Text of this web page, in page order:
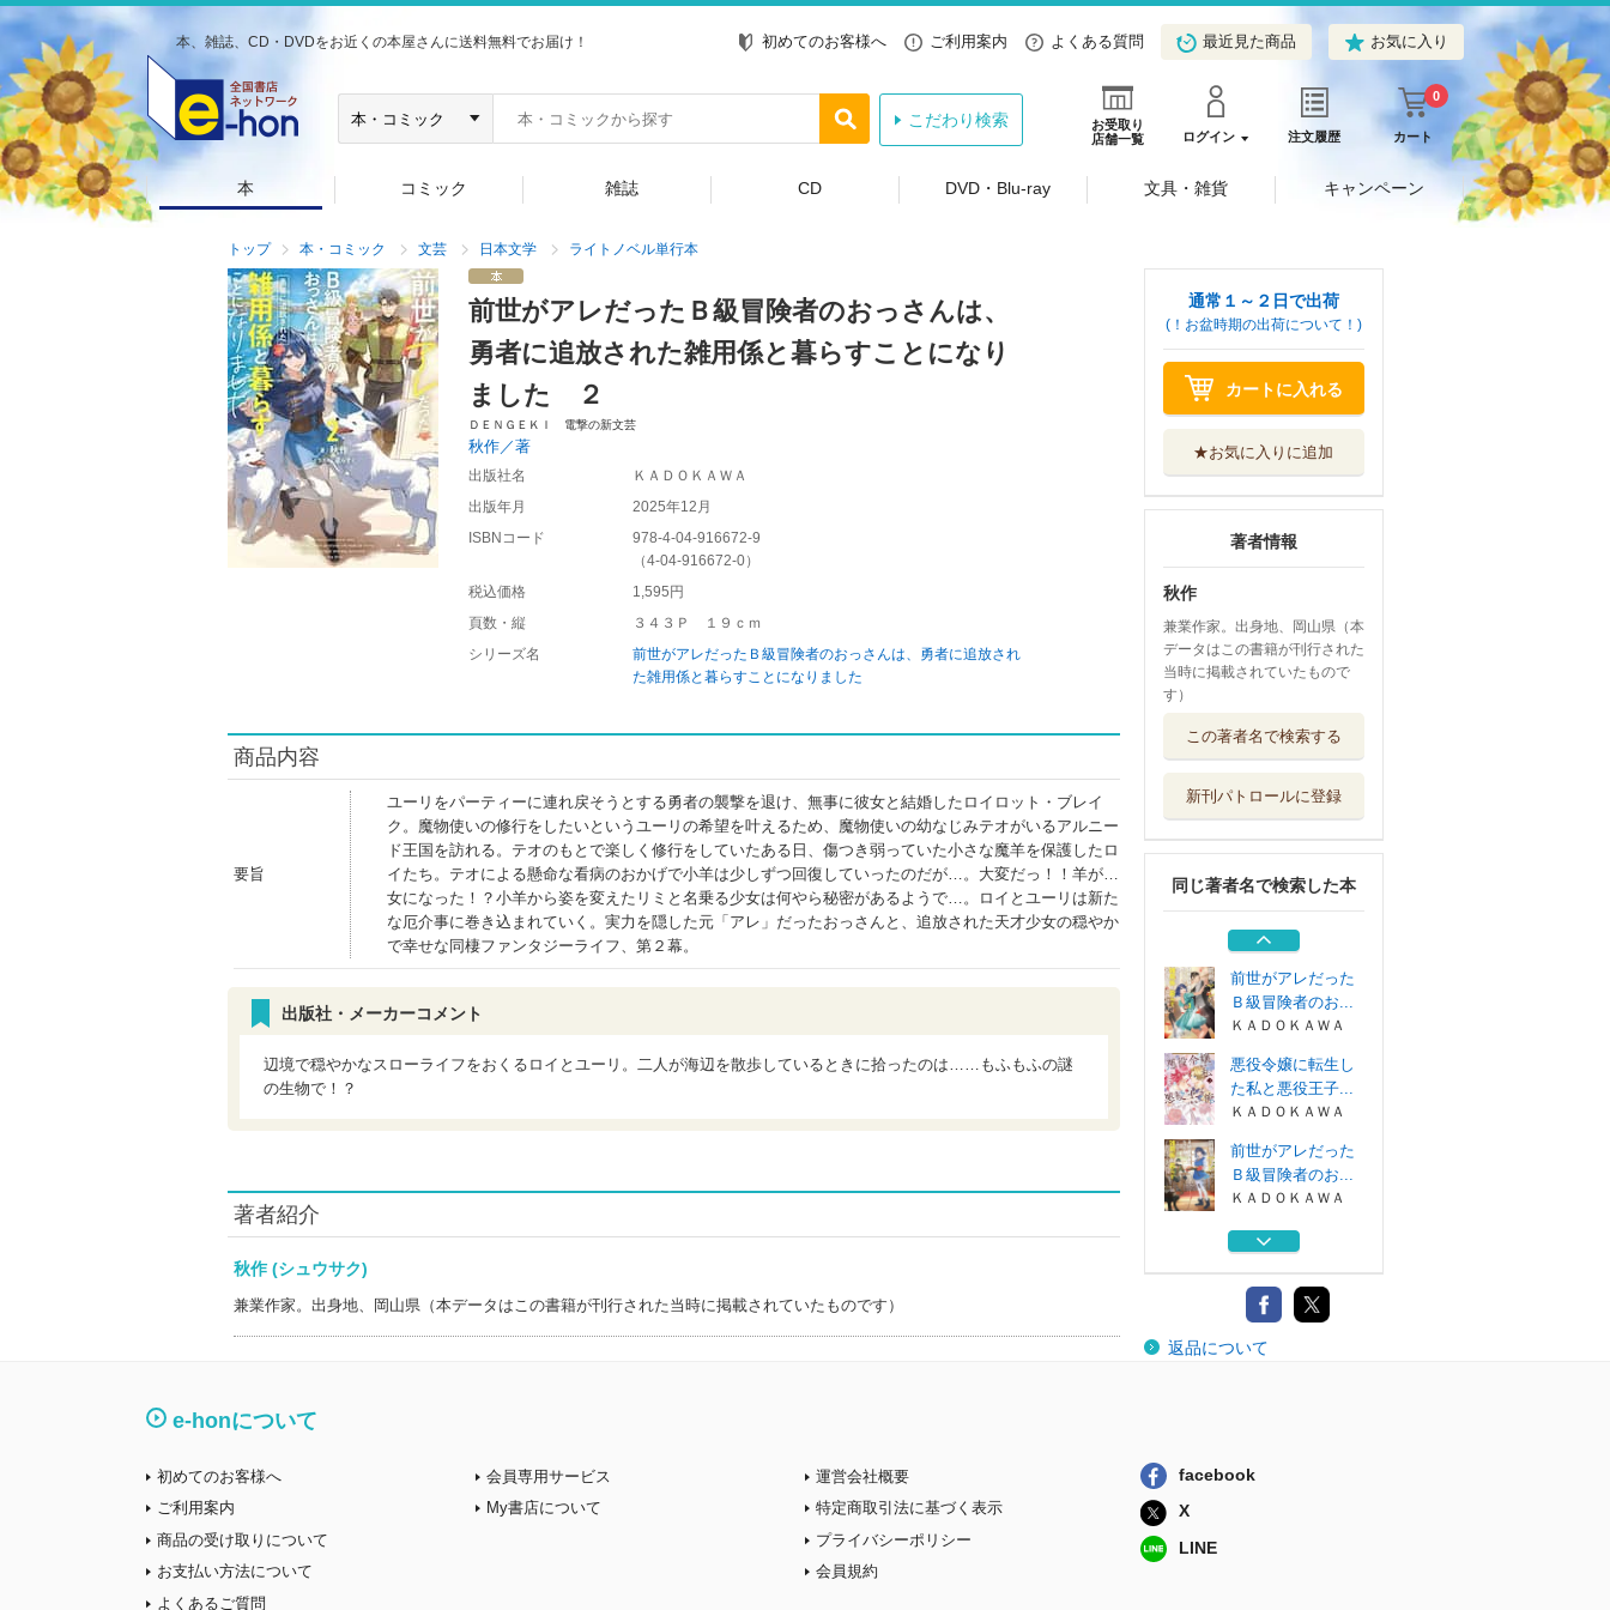
本、雑誌、CD・DVDをお近くの本屋さんに送料無料でお届け！ 初めてのお客様へ ご利用案内 よくある質問 最近見た商品 お気に入り
お受取り
店舗一覧
ログイン 注文履歴 カート
0
こだわり検索
本 コミック 雑誌 CD DVD・Blu-ray 文具・雑貨 キャンペーン
トップ 本・コミック 文芸 日本文学 ライトノベル単行本
前世がアレだったＢ級冒険者のおっさんは、
勇者に追放された雑用係と暮らすことになり
ました ２
ＤＥＮＧＥＫＩ 電撃の新文芸
秋作／著
出版社名
ＫＡＤＯＫＡＷＡ
出版年月
2025年12月
ISBNコード
978-4-04-916672-9
（4-04-916672-0）
税込価格
1,595円
頁数・縦
３４３Ｐ １９ｃｍ
シリーズ名
前世がアレだったＢ級冒険者のおっさんは、勇者に追放され
た雑用係と暮らすことになりました
商品内容
要旨
ユーリをパーティーに連れ戻そうとする勇者の襲撃を退け、無事に彼女と結婚したロイロット・ブレイ
ク。魔物使いの修行をしたいというユーリの希望を叶えるため、魔物使いの幼なじみテオがいるアルニー
ド王国を訪れる。テオのもとで楽しく修行をしていたある日、傷つき弱っていた小さな魔羊を保護したロ
イたち。テオによる懸命な看病のおかげで小羊は少しずつ回復していったのだが…。大変だっ！！羊が…
女になった！？小羊から姿を変えたリミと名乗る少女は何やら秘密があるようで…。ロイとユーリは新た
な厄介事に巻き込まれていく。実力を隠した元「アレ」だったおっさんと、追放された天才少女の穏やか
で幸せな同棲ファンタジーライフ、第２幕。
出版社・メーカーコメント
辺境で穏やかなスローライフをおくるロイとユーリ。二人が海辺を散歩しているときに拾ったのは……もふもふの謎
の生物で！？
著者紹介
秋作 (シュウサク)
兼業作家。出身地、岡山県（本データはこの書籍が刊行された当時に掲載されていたものです）
通常１～２日で出荷
(！お盆時期の出荷について！)
カートに入れる
★お気に入りに追加
著者情報
秋作
兼業作家。出身地、岡山県（本
データはこの書籍が刊行された
当時に掲載されていたもので
す）
この著者名で検索する
新刊パトロールに登録
同じ著者名で検索した本
Ｂ級冒険者のお...
悪役令嬢に転生し
ＫＡＤＯＫＡＷＡ
悪役令嬢に転生し
た私と悪役王子...
ＫＡＤＯＫＡＷＡ
前世がアレだった
Ｂ級冒険者のお...
ＫＡＤＯＫＡＷＡ
悪役令嬢に転生し
た私と悪役王子...
ＫＡＤＯＫＡＷＡ
前世がアレだった
Ｂ級冒険者のお...
ＫＡＤＯＫＡＷＡ
悪役令嬢に転生し
ＫＡＤＯＫＡＷＡ
悪役令嬢に転生し
た私と悪役王子...
返品について
e-honについて
初めてのお客様へ
ご利用案内
商品の受け取りについて
お支払い方法について
よくあるご質問
会員専用サービス
My書店について
運営会社概要
特定商取引法に基づく表示
プライバシーポリシー
会員規約
facebook
X
LINE